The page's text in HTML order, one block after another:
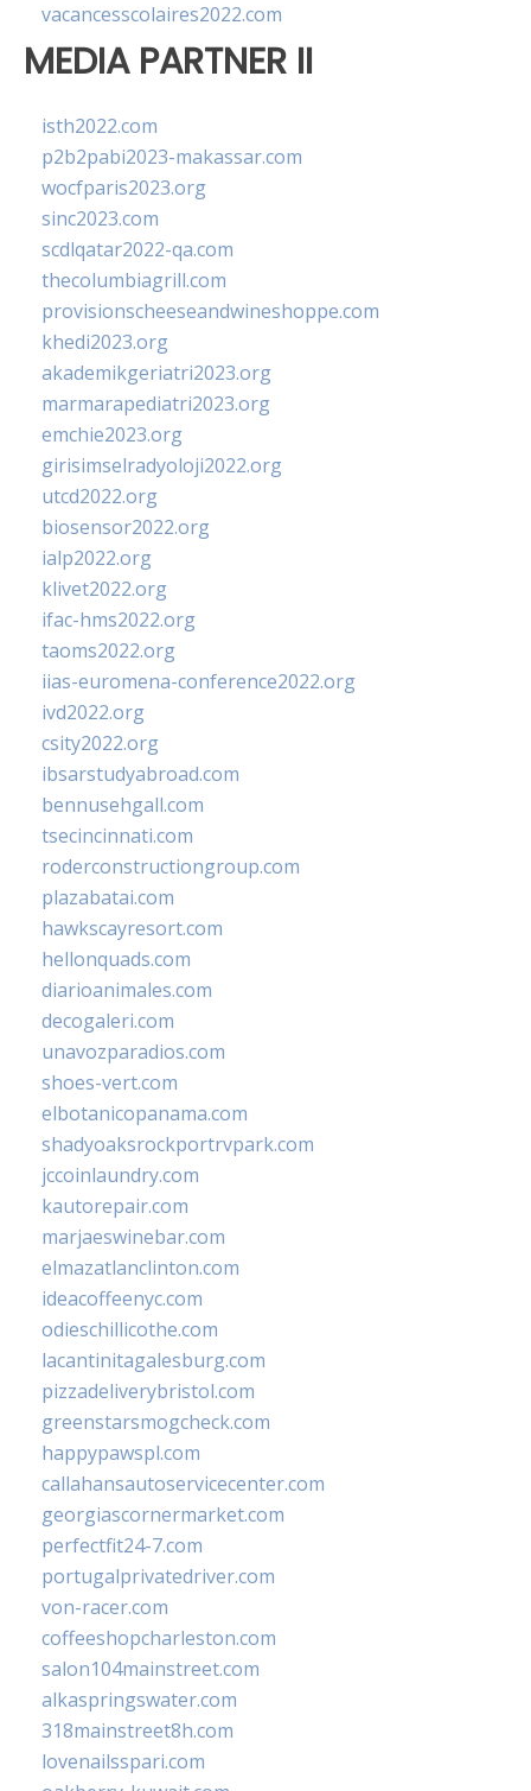
vacancesscolaires2022.com
MEDIA PARTNER II
isth2022.com
p2b2pabi2023-makassar.com
wocfparis2023.org
sinc2023.com
scdlqatar2022-qa.com
thecolumbiagrill.com
provisionscheeseandwineshoppe.com
khedi2023.org
akademikgeriatri2023.org
marmarapediatri2023.org
emchie2023.org
girisimselradyoloji2022.org
utcd2022.org
biosensor2022.org
ialp2022.org
klivet2022.org
ifac-hms2022.org
taoms2022.org
iias-euromena-conference2022.org
ivd2022.org
csity2022.org
ibsarstudyabroad.com
bennusehgall.com
tsecincinnati.com
roderconstructiongroup.com
plazabatai.com
hawkscayresort.com
hellonquads.com
diarioanimales.com
decogaleri.com
unavozparadios.com
shoes-vert.com
elbotanicopanama.com
shadyoaksrockportrvpark.com
jccoinlaundry.com
kautorepair.com
marjaeswinebar.com
elmazatlanclinton.com
ideacoffeenyc.com
odieschillicothe.com
lacantinitagalesburg.com
pizzadeliverybristol.com
greenstarsmogcheck.com
happypawspl.com
callahansautoservicecenter.com
georgiascornermarket.com
perfectfit24-7.com
portugalprivatedriver.com
von-racer.com
coffeeshopcharleston.com
salon104mainstreet.com
alkaspringswater.com
318mainstreet8h.com
lovenailsspari.com